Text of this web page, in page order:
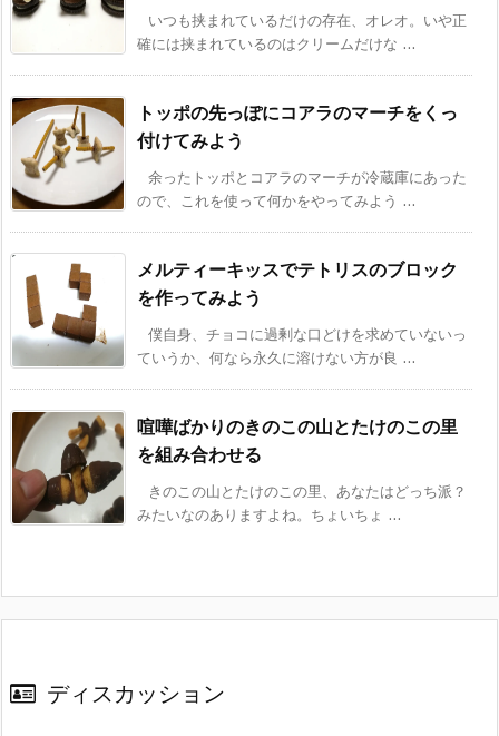
いつも挟まれているだけの存在、オレオ。いや正
確には挟まれているのはクリームだけな ...
トッポの先っぽにコアラのマーチをくっ
付けてみよう
余ったトッポとコアラのマーチが冷蔵庫にあった
ので、これを使って何かをやってみよう ...
メルティーキッスでテトリスのブロック
を作ってみよう
僕自身、チョコに過剰な口どけを求めていないっ
ていうか、何なら永久に溶けない方が良 ...
喧嘩ばかりのきのこの山とたけのこの里
を組み合わせる
きのこの山とたけのこの里、あなたはどっち派？
みたいなのありますよね。ちょいちょ ...
ディスカッション